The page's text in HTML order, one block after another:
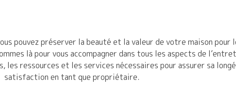
pouvez préserver la beauté et la valeur de votre maison pour
là pour vous accompagner dans tous les aspects de
les ressources et les services nécessaires pour assurer sa
satisfaction en tant que propriétaire.